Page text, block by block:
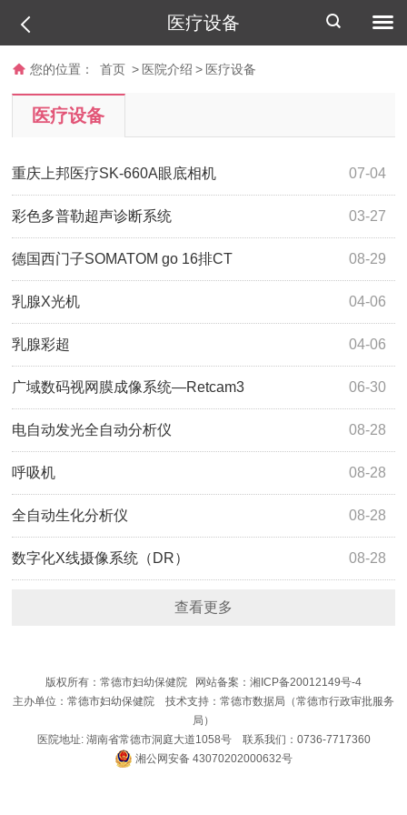
医疗设备
您的位置： 首页 > 医院介绍 > 医疗设备
医疗设备
07-04
重庆上邦医疗SK-660A眼底相机
03-27
彩色多普勒超声诊断系统
08-29
德国西门子SOMATOM go 16排CT
04-06
乳腺X光机
04-06
乳腺彩超
06-30
广域数码视网膜成像系统—Retcam3
08-28
电自动发光全自动分析仪
08-28
呼吸机
08-28
全自动生化分析仪
08-28
数字化X线摄像系统（DR）
查看更多
版权所有：常德市妇幼保健院 网站备案： 湘ICP备20012149号-4
主办单位：常德市妇幼保健院 技术支持：常德市数据局（常德市行政审批服务
局）
医院地址: 湖南省常德市洞庭大道1058号 联系我们：0736-7717360
湘公网安备 43070202000632号